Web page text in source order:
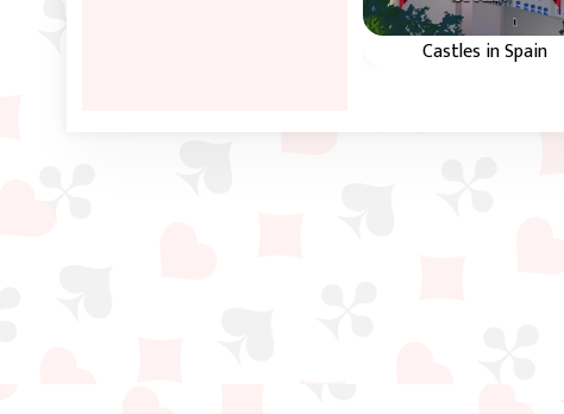
Castles in Spain
variation de Baker's